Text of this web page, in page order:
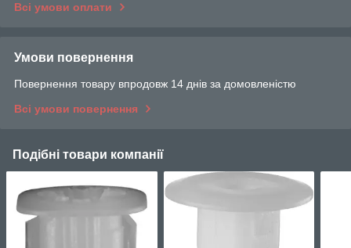
Всі умови оплати
Умови повернення
Повернення товару впродовж 14 днів за домовленістю
Всі умови повернення
Подібні товари компанії